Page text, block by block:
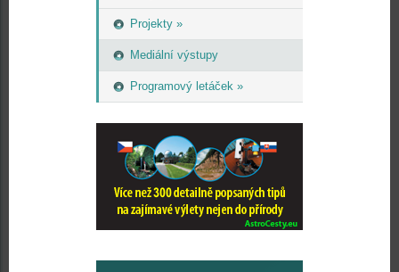
Projekty »
Mediální výstupy
Programový letáček »